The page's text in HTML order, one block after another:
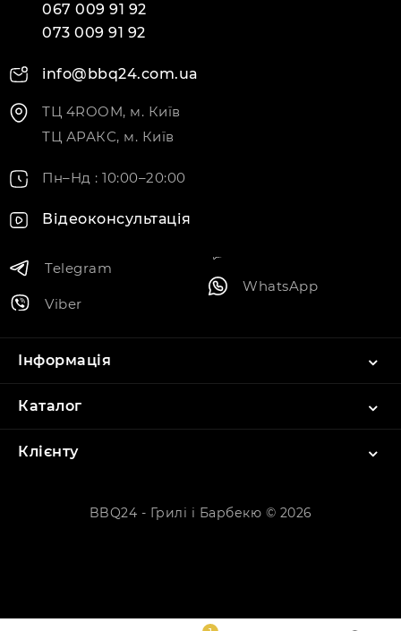
067 009 91 92
073 009 91 92
info@bbq24.com.ua
ТЦ 4ROOM, м. Київ
ТЦ АРАКС, м. Київ
Пн–Нд : 10:00–20:00
Відеоконсультація
Telegram
Viber
WhatsApp
Інформація
Каталог
Клієнту
BBQ24 - Грилі і Барбекю © 2026